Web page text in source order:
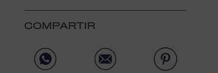
COMPARTIR